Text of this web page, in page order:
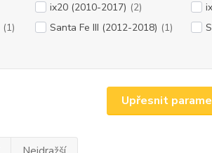
Upřesnit
ix20 (2010-2017) (2)
(1) Santa Fe III (2012-2018) (1)